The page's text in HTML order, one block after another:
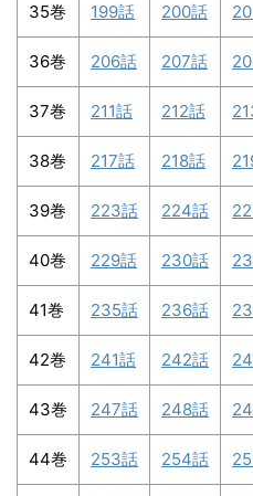
35巻 199話 200話
36巻 206話 207話
37巻 211話 212話
38巻 217話 218話
39巻 223話 224話
40巻 229話 230話
41巻 235話 236話
42巻 241話 242話
43巻 247話 248話
44巻 253話 254話